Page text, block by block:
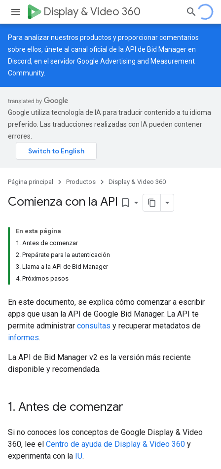
Display & Video 360
Para analizar nuestros productos y proporcionar comentarios
sobre ellos, únete al canal oficial de la API de Bid Manager en
Discord, en el servidorGoogle Advertising and Measurement
Community.
Google utiliza tecnología de IA para traducir contenido a tu idioma
preferido. Las traducciones realizadas con IA pueden contener
errores.
Página principal Productos Display & Video 360
Comienza con la API bookmark_border
En esta página
1. Antes de comenzar
2. Prepárate para la autenticación
3. Llama a la API de Bid Manager
4. Próximos pasos
En este documento, se explica cómo comenzar a escribir
apps que usan la API de Google Bid Manager. La API te
permite administrar consultas y recuperar metadatos de
informes.
La API de Bid Manager v2 es la versión más reciente
disponible y recomendada.
1. Antes de comenzar
Si no conoces los conceptos de Google Display & Video
360, lee el Centro de ayuda de Display & Video 360 y
experimenta con la IU.